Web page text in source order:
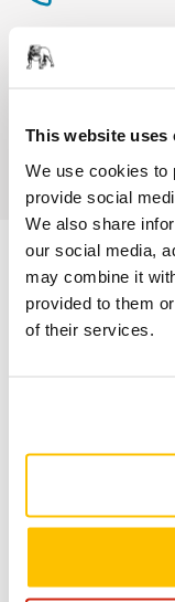
This website uses
We use cookies to
provide social
We also share
our social media,
may combine it
provided to them
of their services.
Abrasifs &
finition
Conçu pour le
225 mm permet un
planes avec un
Grip maintient
contrôle optimal et
abrasifs Mirka, il